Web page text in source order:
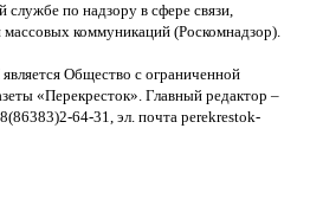
службе по надзору в сфере связи,
коммуникаций (Роскомнадзор).
Общество с ограниченной
«Перекресток». Главный редактор –
64-31, эл. почта perekrestok-